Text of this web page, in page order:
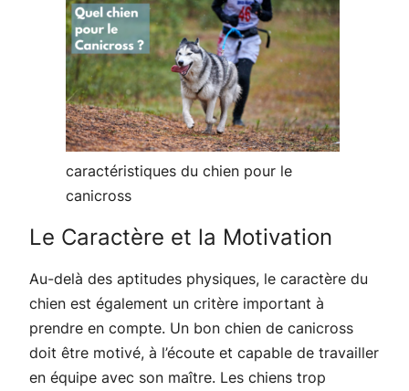
caractéristiques du chien pour le
canicross
Le Caractère et la Motivation
Au-delà des aptitudes physiques, le caractère du
chien est également un critère important à
prendre en compte. Un bon chien de canicross
doit être motivé, à l’écoute et capable de travailler
en équipe avec son maître. Les chiens trop